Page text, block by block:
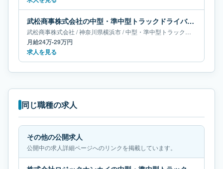
武松商事株式会社の中型・準中型トラックドライバー求人｜神奈川県横浜市｜月給24万-29万円
武松商事株式会社 /神奈川県横浜市/中型・準中型トラックドライバー
月給24万-29万円
求人を見る
同じ職種の求人
その他の公開求人
公開中の求人詳細ページへのリンクを掲載しています。